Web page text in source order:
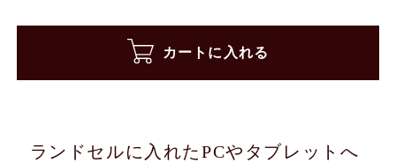
カートに入れる
ランドセルに入れたPCやタブレットへ